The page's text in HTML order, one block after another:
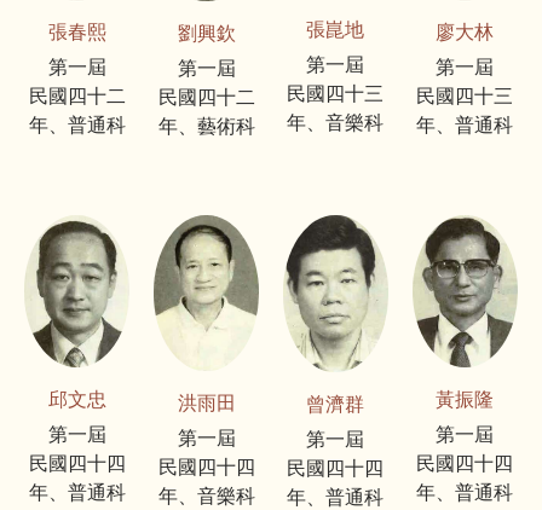
張春熙
第一屆
民國四十二
年、普通科
劉興欽
第一屆
民國四十二
年、藝術科
張崑地
第一屆
民國四十三
年、音樂科
廖大林
第一屆
民國四十三
年、普通科
邱文忠
第一屆
民國四十四
年、普通科
洪雨田
第一屆
民國四十四
年、音樂科
曾濟群
第一屆
民國四十四
年、普通科
黃振隆
第一屆
民國四十四
年、普通科